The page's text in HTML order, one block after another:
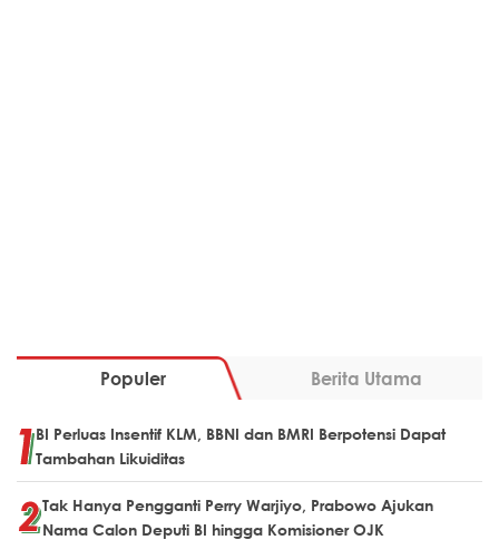
Populer Berita Utama
BI Perluas Insentif KLM, BBNI dan BMRI Berpotensi Dapat
Tambahan Likuiditas
Tak Hanya Pengganti Perry Warjiyo, Prabowo Ajukan
Nama Calon Deputi BI hingga Komisioner OJK